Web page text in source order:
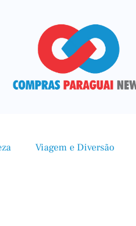
Viagem e Diversão